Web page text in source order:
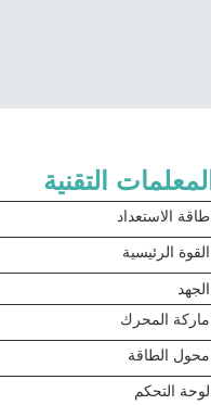
المعلمات التقنية
طاقة الاستعداد
القوة الرئيسية
الجهد
ماركة المحرك
محول الطاقة
لوحة التحكم